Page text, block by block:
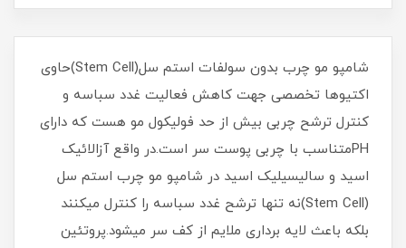
شامپو مو چرب بدون سولفات استم سل(Stem Cell)حاوی
اکتیوها تخصصی جهت کاهش فعالیت غدد سباسه و
کنترل ترشح چربی بیش از حد فولیکول مو هست که دارای
PHمتناسب با چربی پوست سر است.در واقع آزالائیک
اسید و سالیسیلیک اسید در شامپو مو چرب استم سل
(Stem Cell)نه تنها ترشح غدد سباسه را کنترل میکنند
بلکه باعث لایه برداری ملایم از کف سر میشود.پروتئین